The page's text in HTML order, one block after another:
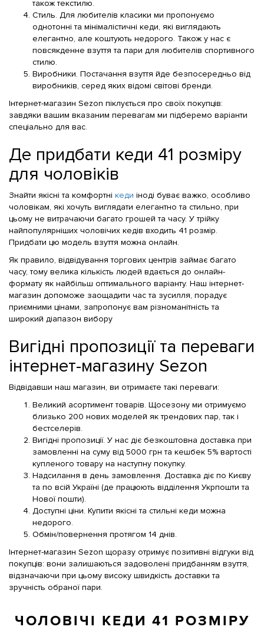
також текстилю.
Стиль. Для любителів класики ми пропонуємо
однотонні та мінімалістичні кеди, які виглядають
елегантно, але коштують недорого. Також у нас є
повсякденне взуття та пари для любителів спортивного
стилю.
Виробники. Постачання взуття йде безпосередньо від
виробників, серед яких відомі світові бренди.
Інтернет-магазин Sezon піклується про своїх покупців:
завдяки вашим вказаним перевагам ми підберемо варіанти
спеціально для вас.
Де придбати кеди 41 розміру
для чоловіків
Знайти якісні та комфортні кеди іноді буває важко, особливо
чоловікам, які хочуть виглядати елегантно та стильно, при
цьому не витрачаючи багато грошей та часу. У трійку
найпопулярніших чоловічих кедів входить 41 розмір.
Придбати цю модель взуття можна онлайн.
Як правило, відвідування торгових центрів займає багато
часу, тому велика кількість людей вдається до онлайн-
формату як найбільш оптимального варіанту. Наш інтернет-
магазин допоможе заощадити час та зусилля, порадує
приємними цінами, запропонує вам різноманітність та
широкий діапазон вибору
Вигідні пропозиції та переваги
інтернет-магазину Sezon
Відвідавши наш магазин, ви отримаєте такі переваги:
Великий асортимент товарів. Щосезону ми отримуємо
близько 200 нових моделей як трендових пар, так і
бестселерів.
Вигідні пропозиції. У нас діє безкоштовна доставка при
замовленні на суму від 5000 грн та кешбек 5% вартості
купленого товару на наступну покупку.
Надсилання в день замовлення. Доставка діє по Києву
та по всій Україні (де працюють відділення Укрпошти та
Нової пошти).
Доступні ціни. Купити якісні та стильні кеди можна
недорого.
Обмін/повернення протягом 14 днів.
Інтернет-магазин Sezon щоразу отримує позитивні відгуки від
покупців: вони залишаються задоволені придбанням взуття,
відзначаючи при цьому високу швидкість доставки та
зручність обраної пари.
ЧОЛОВІЧІ КЕДИ 41 РОЗМІРУ